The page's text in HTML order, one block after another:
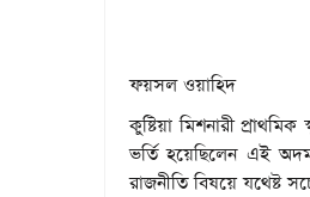
ফয়সল ওয়াহিদ
কুষ্টিয়া মিশনারী
ভর্তি হয়েছিলেন এই
রাজনীতি বিষয়ে যথেষ্ট